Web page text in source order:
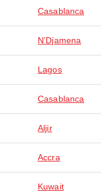
Casablanca
NʼDjamena
Lagos
Casablanca
Aljir
Accra
Kuwait